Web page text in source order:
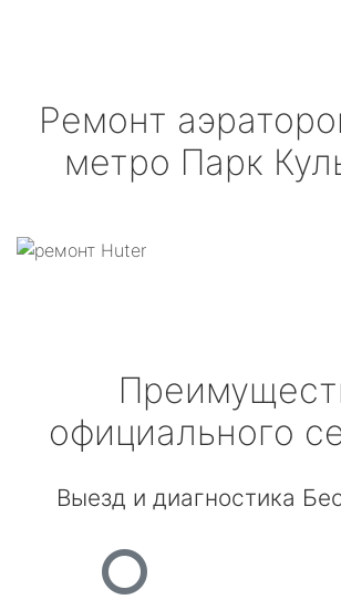
Ремонт
метро Парк
официального
Выезд и диагностика